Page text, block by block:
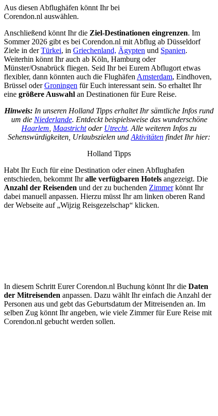
Aus diesen Abflughäfen könnt Ihr bei
Corendon.nl auswählen.
Anschließend könnt Ihr die Ziel-Destinationen eingrenzen. Im
Sommer 2026 gibt es bei Corendon.nl mit Abflug ab Düsseldorf
Ziele in derTürkei, in Griechenland, Ägypten und Spanien.
Weiterhin könnt Ihr auch ab Köln, Hamburg oder
Münster/Osnabrück fliegen. Seid Ihr bei Eurem Abflugort etwas
flexibler, dann könnten auch die Flughäfen Amsterdam, Eindhoven,
Brüssel oderGroningen für Euch interessant sein. So erhaltet Ihr
eine größere Auswahl an Destinationen für Eure Reise.
Hinweis: In unseren Holland Tipps erhaltet Ihr sämtliche Infos rund
um die Niederlande. Entdeckt beispielsweise das wunderschöne
Haarlem Maastrichtoder Utrecht. Alle weiteren Infos zu
Sehenswürdigkeiten, Urlaubszielen und Aktivitäten findet Ihr hier:
Holland Tipps
Habt Ihr Euch für eine Destination oder einen Abflughafen
entschieden, bekommt Ihralle verfügbaren Hotels angezeigt. Die
Anzahl der Reisenden und der zu buchenden Zimmerkönnt Ihr
dabei manuell anpassen. Hierzu müsst Ihr am linken oberen Rand
der Webseite auf „Wijzig Reisgezelschap“ klicken.
In diesem Schritt Eurer Corendon.nl Buchung könnt Ihr die Daten
der Mitreisenden anpassen. Dazu wählt Ihr einfach die Anzahl der
Personen aus und gebt das Geburtsdatum der Mitreisenden an. Im
selben Zug könnt Ihr angeben, wie viele Zimmer für Eure Reise mit
Corendon.nl gebucht werden sollen.